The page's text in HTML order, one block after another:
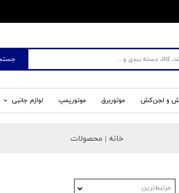
و لجن‌کش موتوربرق موتورپمپ لوازم جانبی
خانه | محصولات
مرتبط‌ترین